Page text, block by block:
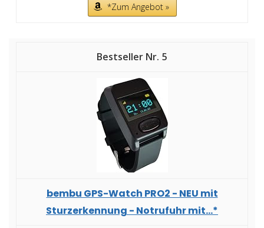
*Zum Angebot »
5
bembu GPS-Watch PRO2 - NEU mit
Sturzerkennung - Notrufuhr mit...*